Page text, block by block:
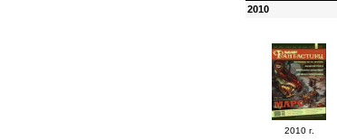
2010
2010 г.